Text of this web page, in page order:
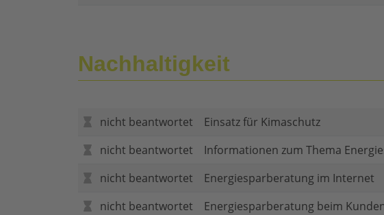
Nachhaltigkeit
nicht beantwortet
Einsatz für Kimaschutz
nicht beantwortet
Informationen zum Thema
nicht beantwortet
Energiesparberatung im Internet
nicht beantwortet
Energiesparberatung beim